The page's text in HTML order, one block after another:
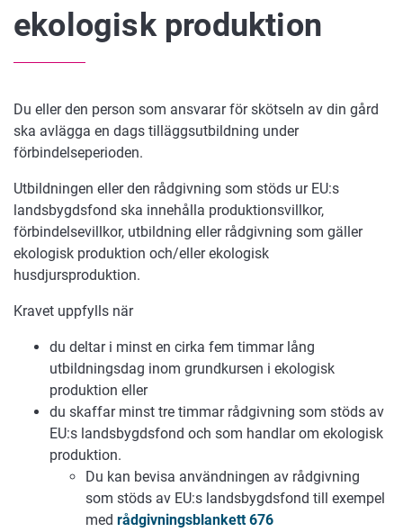
ekologisk produktion
Du eller den person som ansvarar för skötseln av din gård
ska avlägga en dags tilläggsutbildning under
förbindelseperioden.
Utbildningen eller den rådgivning som stöds ur EU:s
landsbygdsfond ska innehålla produktionsvillkor,
förbindelsevillkor, utbildning eller rådgivning som gäller
ekologisk produktion och/eller ekologisk
husdjursproduktion.
Kravet uppfylls när
du deltar i minst en cirka fem timmar lång
utbildningsdag inom grundkursen i ekologisk
produktion eller
du skaffar minst tre timmar rådgivning som stöds av
EU:s landsbygdsfond och som handlar om ekologisk
produktion.
Du kan bevisa användningen av rådgivning
som stöds av EU:s landsbygdsfond till exempel
med rådgivningsblankett 676